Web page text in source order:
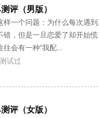
评（男版）
样一个问题：为什么每次遇
错，但是一旦恋爱了却开始
往会有一种“我配...
试过
评（女版）